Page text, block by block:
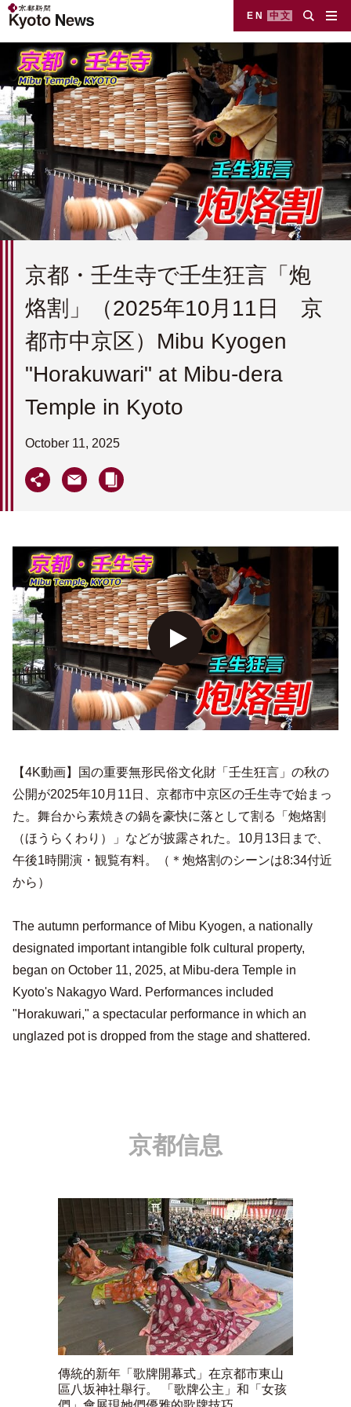
EN 中文
京都・壬生寺で壬生狂言「炮
烙割」（2025年10月11日 京
都市中京区）Mibu Kyogen
"Horakuwari" at Mibu-dera
Temple in Kyoto
October 11, 2025
【4K動画】国の重要無形民俗文化財「壬生狂言」の秋の
公開が2025年10月11日、京都市中京区の壬生寺で始まっ
た。舞台から素焼きの鍋を豪快に落として割る「炮烙割
（ほうらくわり）」などが披露された。10月13日まで、
午後1時開演・観覧有料。（＊炮烙割のシーンは8:34付近
から）
The autumn performance of Mibu Kyogen, a nationally
designated important intangible folk cultural property,
began on October 11, 2025, at Mibu-dera Temple in
Kyoto's Nakagyo Ward. Performances included
"Horakuwari," a spectacular performance in which an
unglazed pot is dropped from the stage and shattered.
京都信息
傳統的新年「歌牌開幕式」在京都市東山
區八坂神社舉行。 「歌牌公主」和「女孩